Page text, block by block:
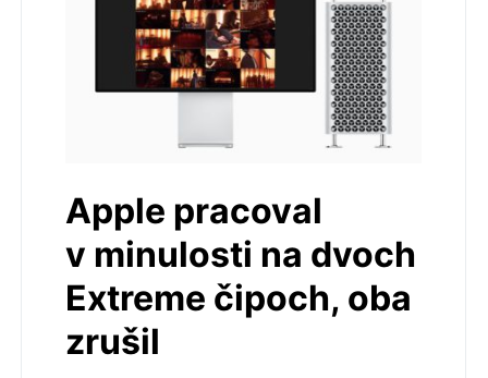
Apple pracoval
v minulosti na dvoch
Extreme čipoch, oba
zrušil